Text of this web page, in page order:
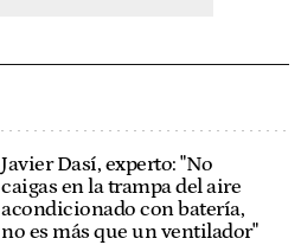
Javier Dasí, experto: "No
caigas en la trampa del aire
acondicionado con batería,
no es más que un ventilador"